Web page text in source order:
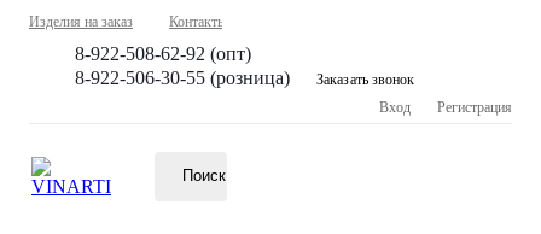
Изделия на заказ Контакты
8-922-508-62-92 (опт)
8-922-506-30-55 (розница)
Заказать звонок
Вход
Регистрация